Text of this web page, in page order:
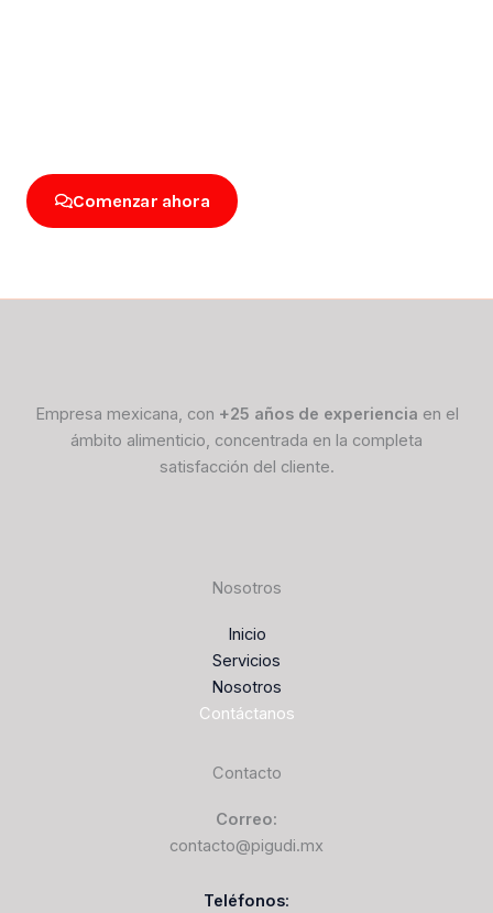
Comenzar ahora
Empresa mexicana, con +25 años de experiencia en el
ámbito alimenticio, concentrada en la completa
satisfacción del cliente.
Nosotros
Inicio
Servicios
Nosotros
Contáctanos
Contacto
Correo:
contacto@pigudi.mx
Teléfonos: